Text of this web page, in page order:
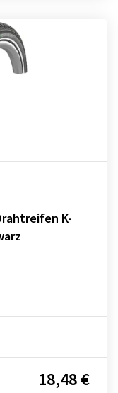
K-
18,48 €